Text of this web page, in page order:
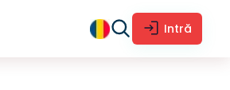
Intră